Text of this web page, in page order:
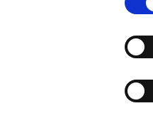
pastorie tot
in Mechelen